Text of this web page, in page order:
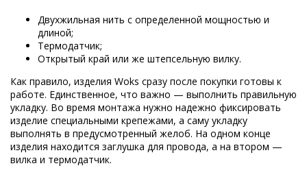
Двухжильная нить с определенной мощностью и
длиной;
Термодатчик;
Открытый край или же штепсельную вилку.
Как правило, изделия Woks сразу после покупки готовы к
работе. Единственное, что важно — выполнить правильную
укладку. Во время монтажа нужно надежно фиксировать
изделие специальными крепежами, а саму укладку
выполнять в предусмотренный желоб. На одном конце
изделия находится заглушка для провода, а на втором —
вилка и термодатчик.